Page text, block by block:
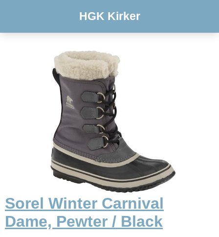
HGK Kirker
Sorel Winter Carnival
Dame, Pewter / Black